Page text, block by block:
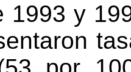
1993 y